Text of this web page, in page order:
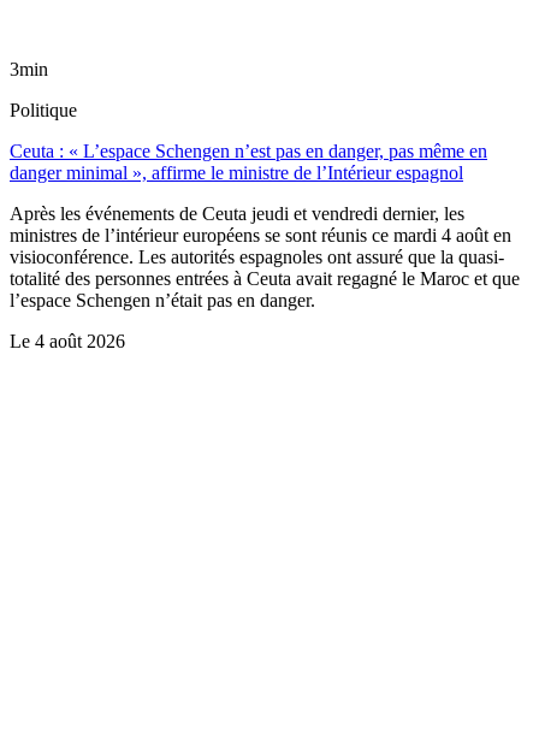
3min
Politique
Ceuta : « L’espace Schengen n’est pas en danger, pas même en
danger minimal », affirme le ministre de l’Intérieur espagnol
Après les événements de Ceuta jeudi et vendredi dernier, les
ministres de l’intérieur européens se sont réunis ce mardi 4 août en
visioconférence. Les autorités espagnoles ont assuré que la quasi-
totalité des personnes entrées à Ceuta avait regagné le Maroc et que
l’espace Schengen n’était pas en danger.
Le 4 août 2026